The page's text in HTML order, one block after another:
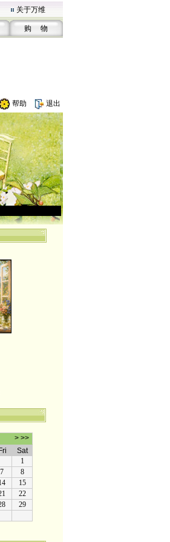
关于万维
购 物
帮助 退出